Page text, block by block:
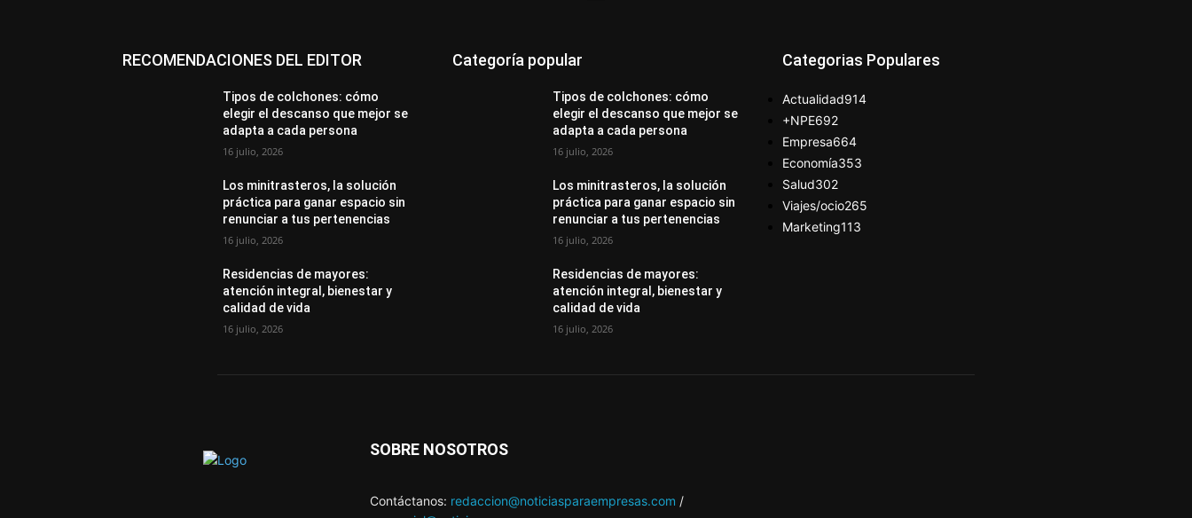
RECOMENDACIONES DEL EDITOR
Tipos de colchones: cómo
elegir el descanso que mejor se
adapta a cada persona
16 julio, 2026
Los minitrasteros, la solución
práctica para ganar espacio sin
renunciar a tus pertenencias
16 julio, 2026
Residencias de mayores:
atención integral, bienestar y
calidad de vida
16 julio, 2026
Categoría popular
Tipos de colchones: cómo
elegir el descanso que mejor se
adapta a cada persona
16 julio, 2026
Los minitrasteros, la solución
práctica para ganar espacio sin
renunciar a tus pertenencias
16 julio, 2026
Residencias de mayores:
atención integral, bienestar y
calidad de vida
16 julio, 2026
Categorias Populares
Actualidad914
+NPE692
Empresa664
Economía353
Salud302
Viajes/ocio265
Marketing113
SOBRE NOSOTROS
Contáctanos: redaccion@noticiasparaempresas.com /